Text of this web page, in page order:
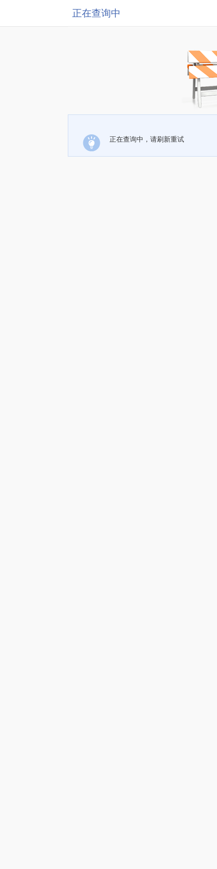
正在查询中
正在查询中，请刷新重试